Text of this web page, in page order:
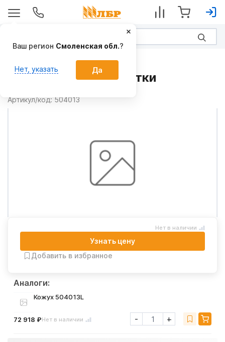
Кожух 504013 на Жатки
Артикул/код: 504013
Аналоги:
Кожух 504013L
72 918 ₽Нет в наличии - +
Нет в наличии
Узнать цену
Добавить в избранное
Ваш регион Смоленская обл.?
Нет, указать Да